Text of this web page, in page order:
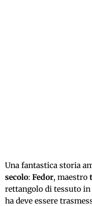
Una fantastica storia
secolo: Fedor, maestro
rettangolo di tessuto
ha deve essere